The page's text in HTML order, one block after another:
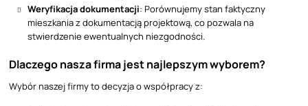
Weryfikacja dokumentacji: Porównujemy stan faktyczny
mieszkania z dokumentacją projektową, co pozwala na
stwierdzenie ewentualnych niezgodności.
Dlaczego nasza firma jest najlepszym wyborem?
Wybór naszej firmy to decyzja o współpracy z: